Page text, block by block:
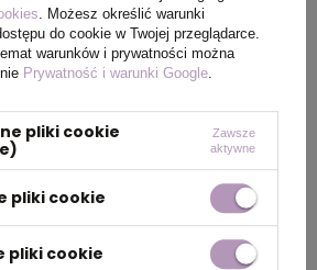
czarny
48 x 46 x 26 cm
. Możesz określić warunki
do cookie w Twojej przeglądarce.
warunków i prywatności można
Prywatność i warunki Google.
pliki cookie
Zawsze
aktywne
pliki cookie
pliki cookie